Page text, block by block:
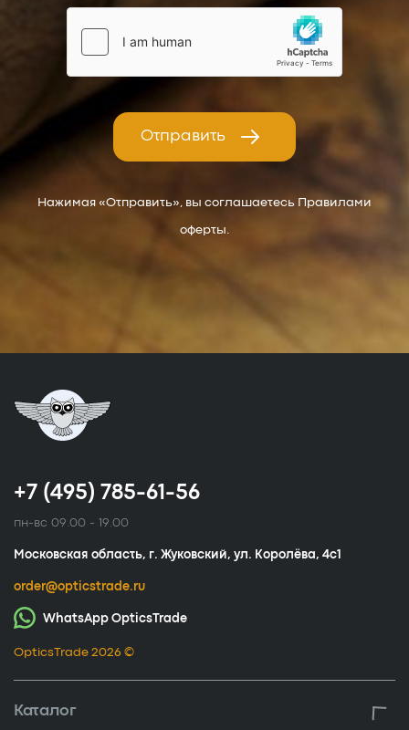
Отправить
Нажимая «Отправить», вы соглашаетесь Правилами
оферты.
+7 (495) 785-61-56
пн-вс 09.00 - 19.00
Московская область, г. Жуковский, ул. Королёва, 4с1
order@opticstrade.ru
WhatsApp OpticsTrade
OpticsTrade 2026 ©
Каталог